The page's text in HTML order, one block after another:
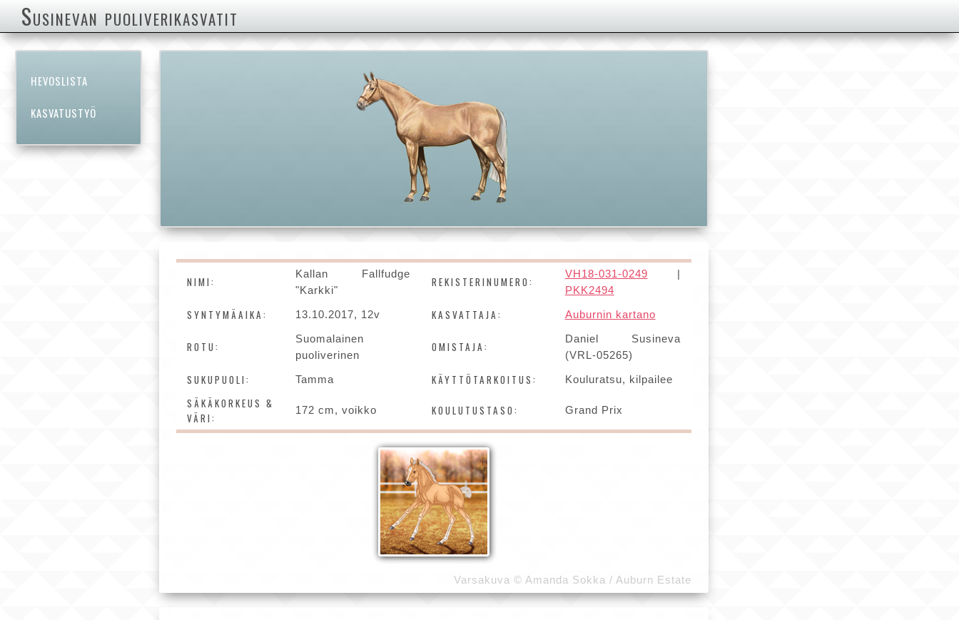
Susinevan puoliverikasvatit
HEVOSLISTA
KASVATUSTYÖ
NIMI:
Kallan Fallfudge
"Karkki"
REKISTERINUMERO:
VH18-031-0249
PKK2494
SYNTYMÄAIKA: 13.10.2017, 12v KASVATTAJA: Auburnin kartano
ROTU:
Suomalainen
puoliverinen
OMISTAJA:
Daniel Susineva
(VRL-05265)
SUKUPUOLI: Tamma KÄYTTÖTARKOITUS: Kouluratsu, kilpailee
SÄKÄKORKEUS &
VÄRI:
172 cm, voikko KOULUTUSTASO: Grand Prix
Varsakuva © Amanda Sokka / Auburn Estate